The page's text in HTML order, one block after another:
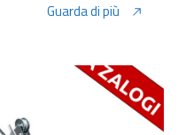
Guarda di più